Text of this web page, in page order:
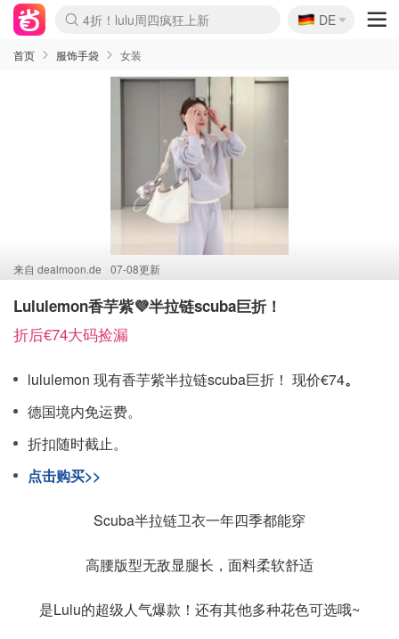
Boticinal 夏促开抢！
4折！lulu周四疯狂上新
还没结束！&OtherStories大促
Joybuy变相75折 随时失效
速领！Stanley独家85折
疑似霸哥！Camper额外叠85折
Zalando 奥莱闪促！每日更新
Moncler反季囤！5折起+叠9折
Coach Brooklyn仅€192
🇩🇪
DE
首页 服饰手袋 女装
来自 dealmoon.de 07-08更新
Lululemon香芋紫💜半拉链scuba巨折！
折后€74大码捡漏
lululemon 现有香芋紫半拉链scuba巨折！ 现价€74。
德国境内免运费。
折扣随时截止。
点击购买>>
Scuba半拉链卫衣一年四季都能穿
高腰版型无敌显腿长，面料柔软舒适
是Lulu的超级人气爆款！还有其他多种花色可选哦~